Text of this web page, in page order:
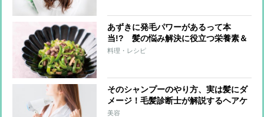
あずきに発毛パワーがあるって本
当!? 髪の悩み解決に役立つ栄養素＆
おすすめレシピを紹介
料理・レシピ
そのシャンプーのやり方、実は髪にダ
メージ！毛髪診断士が解説するヘアケ
ア習慣
美容